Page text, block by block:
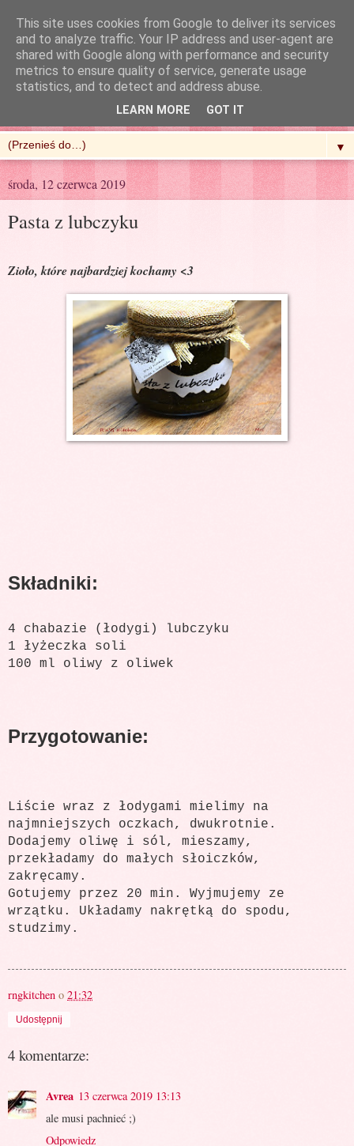
R'n'G Kitchen
▼
środa, 12 czerwca 2019
Pasta z lubczyku
Zioło, które najbardziej kochamy <3
Składniki:
4 chabazie (łodygi) lubczyku
1 łyżeczka soli
100 ml oliwy z oliwek
Przygotowanie:
Liście wraz z łodygami mielimy na
najmniejszych oczkach, dwukrotnie.
Dodajemy oliwę i sól, mieszamy,
przekładamy do małych słoiczków,
zakręcamy.
Gotujemy przez 20 min. Wyjmujemy ze
wrzątku. Układamy nakrętką do spodu,
studzimy.
rngkitchen o 21:32
Udostępnij
4 komentarze:
Avrea 13 czerwca 2019 13:13
ale musi pachnieć ;)
Odpowiedz
This site uses cookies from Google to deliver its services
and to analyze traffic. Your IP address and user-agent are
shared with Google along with performance and security
metrics to ensure quality of service, generate usage
statistics, and to detect and address abuse.
LEARN MORE GOT IT